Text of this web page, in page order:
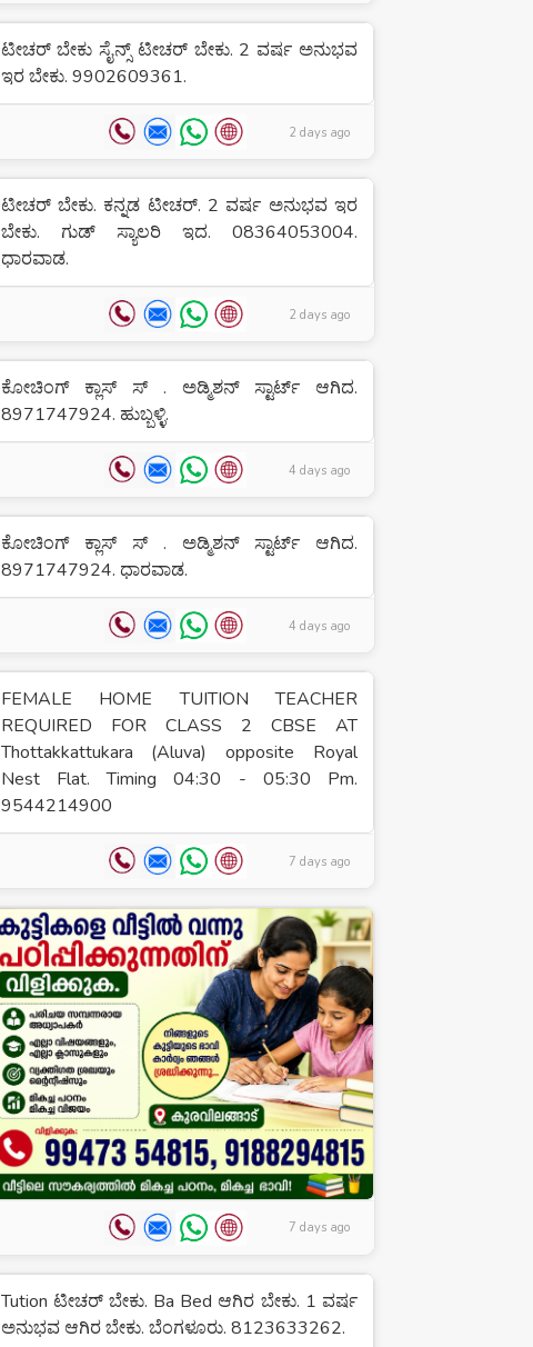
ಟೀಚರ್ ಬೇಕು ಸೈನ್ಸ್ ಟೀಚರ್ ಬೇಕು. 2 ವರ್ಷ ಅನುಭವ
ಇರ ಬೇಕು. 9902609361.
2 days ago
ಟೀಚರ್ ಬೇಕು. ಕನ್ನಡ ಟೀಚರ್. 2 ವರ್ಷ ಅನುಭವ ಇರ
ಬೇಕು. ಗುಡ್ ಸ್ಯಾಲರಿ ಇದ. 08364053004.
ಧಾರವಾಡ.
2 days ago
ಕೋಚಿಂಗ್ ಕ್ಲಾಸ್ ಸ್ . ಅಡ್ಮಿಶನ್ ಸ್ಟಾರ್ಟ್ ಆಗಿದ.
8971747924. ಹುಬ್ಬಳ್ಳಿ.
4 days ago
ಕೋಚಿಂಗ್ ಕ್ಲಾಸ್ ಸ್ . ಅಡ್ಮಿಶನ್ ಸ್ಟಾರ್ಟ್ ಆಗಿದ.
8971747924. ಧಾರವಾಡ.
4 days ago
FEMALE HOME TUITION TEACHER
REQUIRED FOR CLASS 2 CBSE AT
Thottakkattukara (Aluva) opposite Royal
Nest Flat. Timing 04:30 - 05:30 Pm.
9544214900
7 days ago
7 days ago
Tution ಟೀಚರ್ ಬೇಕು. Ba Bed ಆಗಿರ ಬೇಕು. 1 ವರ್ಷ
ಅನುಭವ ಆಗಿರ ಬೇಕು. ಬೆಂಗಳೂರು. 8123633262.